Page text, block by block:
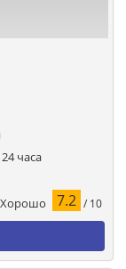
часа
Хорошо 7.2 / 10